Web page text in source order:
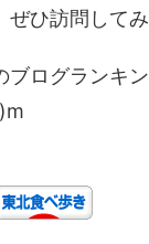
ひ訪問してみ
ブログランキ